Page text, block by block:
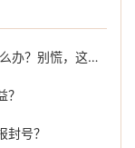
几招或许能帮到你
号？